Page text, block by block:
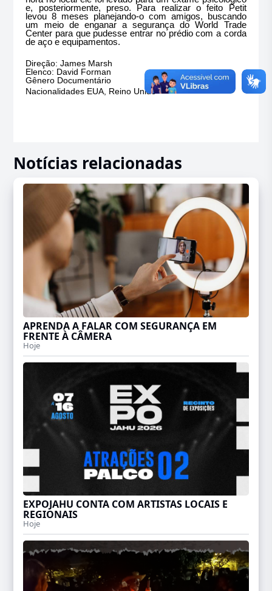
e, posteriormente, preso. Para realizar o feito Petit
levou 8 meses planejando-o com amigos, buscando
um meio de enganar a segurança do World Trade
Center para que pudesse entrar no prédio com a corda
de aço e equipamentos.
Direção: James Marsh
Elenco: David Forman
Gênero Documentário
Nacionalidades EUA, Reino Unido
Notícias relacionadas
APRENDA A FALAR COM SEGURANÇA EM
FRENTE À CÂMERA
Hoje
EXPOJAHU CONTA COM ARTISTAS LOCAIS E
REGIONAIS
Hoje